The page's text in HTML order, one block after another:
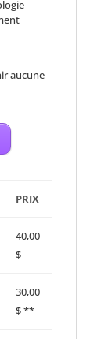
aucune
PRIX
40,00
$
30,00
$ **